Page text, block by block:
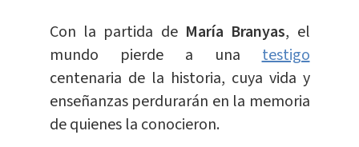
Con la partida de María Branyas, el
mundo pierde a unatestigo
centenaria de la historia, cuya vida y
enseñanzas perdurarán en la memoria
de quienes la conocieron.